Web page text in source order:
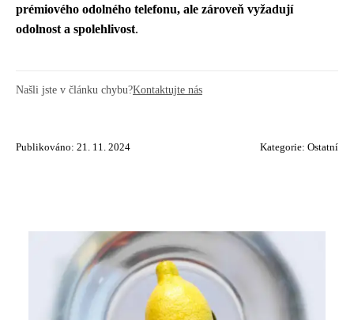
prémiového odolného telefonu, ale zároveň vyžadují
odolnost a spolehlivost.
Našli jste v článku chybu?Kontaktujte nás
Publikováno: 21. 11. 2024 Kategorie: Ostatní